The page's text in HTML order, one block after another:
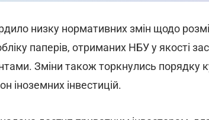
низку нормативних змін щодо
паперів, отриманих НБУ у якості
Зміни також торкнулись порядку
іноземних інвестицій.